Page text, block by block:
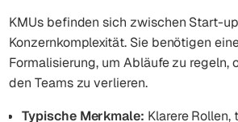
KMUs befinden sich zwischen Start-
Konzernkomplexität. Sie benötigen
Formalisierung, um Abläufe zu regeln,
den Teams zu verlieren.
Typische Merkmale: Klarere